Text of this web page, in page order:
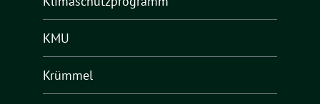
KMU
Krümmel